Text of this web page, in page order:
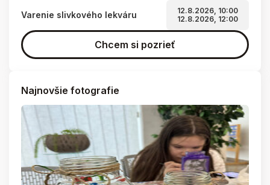
Varenie slivkového lekváru
12.8.2026, 10:00
12.8.2026, 12:00
Chcem si pozrieť
Najnovšie fotografie